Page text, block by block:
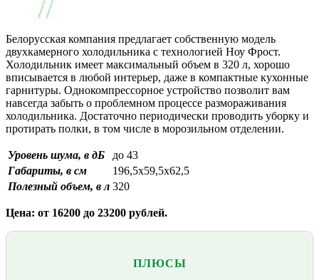
Белорусская компания предлагает собственную модель
двухкамерного холодильника с технологией Ноу Фрост.
Холодильник имеет максимальный объем в 320 л, хорошо
вписывается в любой интерьер, даже в компактные кухонные
гарнитуры. Однокомпрессорное устройство позволит вам
навсегда забыть о проблемном процессе размораживания
холодильника. Достаточно периодически проводить уборку и
протирать полки, в том числе в морозильном отделении.
Уровень шума, в дБ
до 43
Габариты, в см
196,5х59,5х62,5
Полезный объем, в л 320
Цена: от 16200 до 23200 рублей.
ПЛЮСЫ